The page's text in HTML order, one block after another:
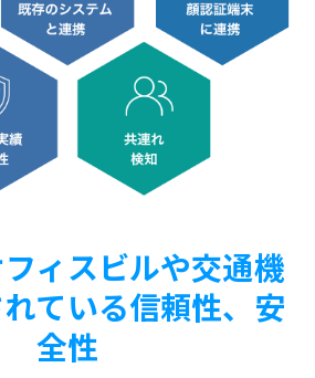
ィスビルや交通機
ている信頼性、安
全性